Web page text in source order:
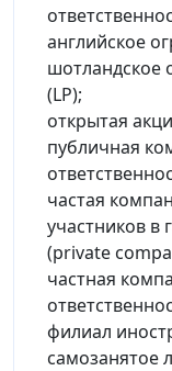
английское
шотландское
(LP);
открытая
публичная
частая
участников в
(private
частная
филиал
самозанятое